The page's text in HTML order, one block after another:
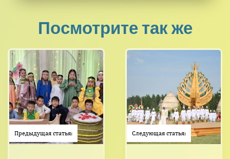
Посмотрите так же
Предыдущая статья: Следующая статья: